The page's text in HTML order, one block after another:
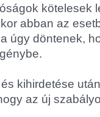
kötelesek
abban az
úgy döntenek,
kihirdetése
az új